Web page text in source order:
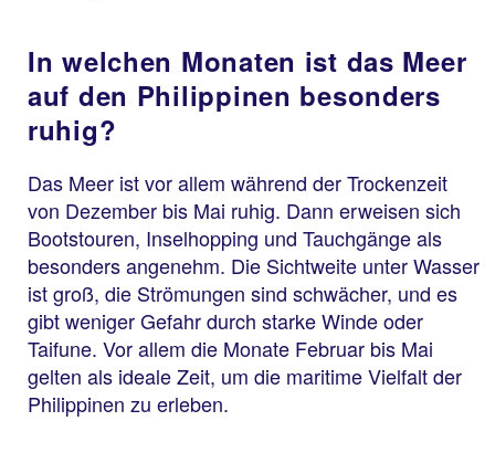
In welchen Monaten ist das Meer
auf den Philippinen besonders
ruhig?
Das Meer ist vor allem während der Trockenzeit
von Dezember bis Mai ruhig. Dann erweisen sich
Bootstouren, Inselhopping und Tauchgänge als
besonders angenehm. Die Sichtweite unter Wasser
ist groß, die Strömungen sind schwächer, und es
gibt weniger Gefahr durch starke Winde oder
Taifune. Vor allem die Monate Februar bis Mai
gelten als ideale Zeit, um die maritime Vielfalt der
Philippinen zu erleben.